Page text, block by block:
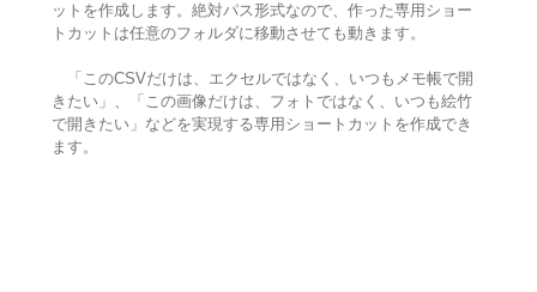
ットを作成します。絶対パス形式なので、作った専用ショー
トカットは任意のフォルダに移動させても動きます。
「このCSVだけは、エクセルではなく、いつもメモ帳で開
きたい」、「この画像だけは、フォトではなく、いつも絵竹
で開きたい」などを実現する専用ショートカットを作成でき
ます。